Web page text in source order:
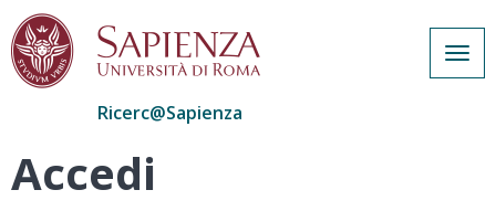
Salta
Ricerc@Sapienza
Accedi